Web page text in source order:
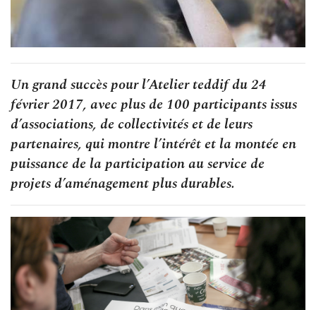
Un grand succès pour l’Atelier teddif du 24
février 2017, avec plus de 100 participants issus
d’associations, de collectivités et de leurs
partenaires, qui montre l’intérêt et la montée en
puissance de la participation au service de
projets d’aménagement plus durables.